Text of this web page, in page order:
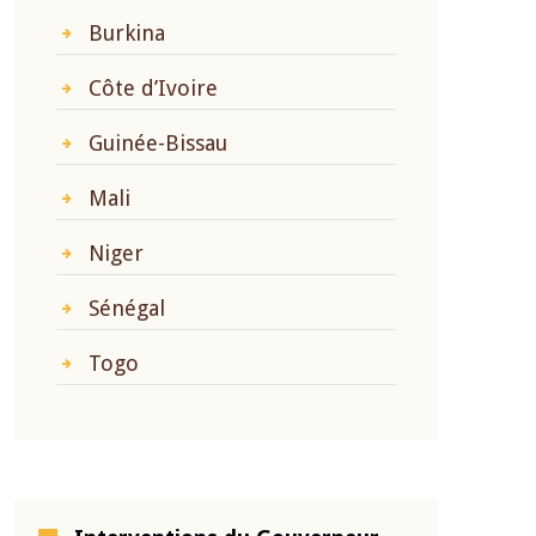
Burkina
Côte d’Ivoire
Guinée-Bissau
Mali
Niger
Sénégal
Togo